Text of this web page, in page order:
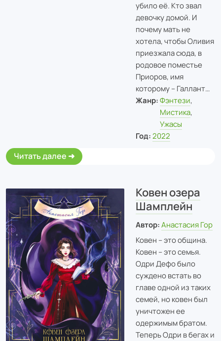
убило её. Кто звал
девочку домой. И
почему мать не
хотела, чтобы Оливия
приезжала сюда, в
родовое поместье
Приоров, имя
которому – Галлант…
Жанр: Фэнтези,
Мистика,
Ужасы
Год: 2022
Читать далее
Ковен озера
Шамплейн
Автор: Анастасия Гор
Ковен – это община.
Ковен – это семья.
Одри Дефо было
суждено встать во
главе одной из таких
семей, но ковен был
уничтожен ее
одержимым братом.
Теперь Одри в бегах и